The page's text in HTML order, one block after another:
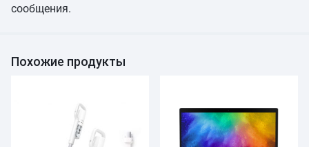
сообщения.
Похожие продукты